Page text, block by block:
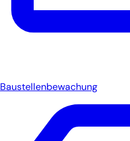
Baustellenbewachung